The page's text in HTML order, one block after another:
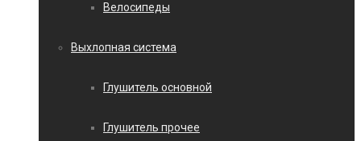
Велосипеды
Выхлопная система
Глушитель основной
Глушитель прочее